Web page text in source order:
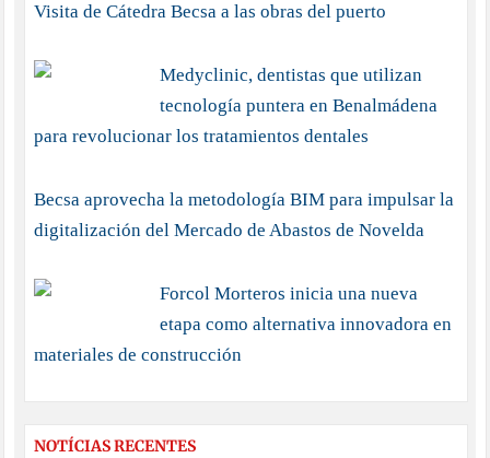
Visita de Cátedra Becsa a las obras del puerto
Medyclinic, dentistas que utilizan
tecnología puntera en Benalmádena
para revolucionar los tratamientos dentales
Becsa aprovecha la metodología BIM para impulsar la
digitalización del Mercado de Abastos de Novelda
Forcol Morteros inicia una nueva
etapa como alternativa innovadora en
materiales de construcción
NOTÍCIAS RECENTES